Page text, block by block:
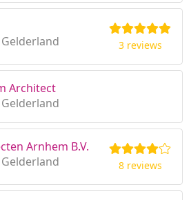
3 reviews
Architect
Arnhem B.V.
8 reviews